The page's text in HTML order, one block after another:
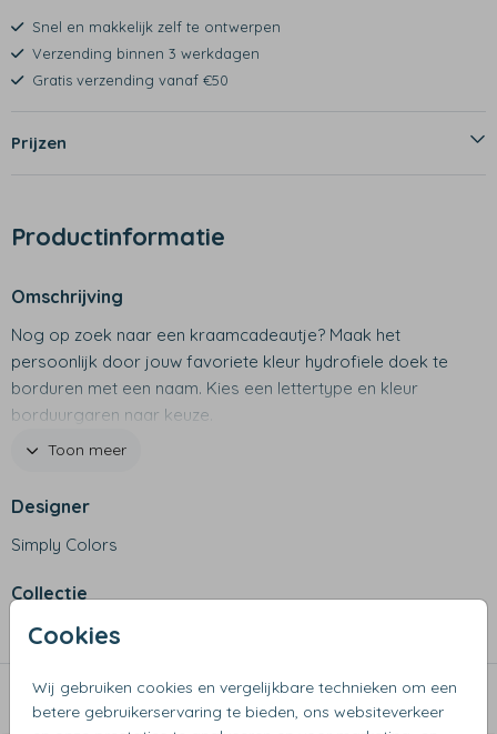
Cookies
Wij gebruiken cookies en vergelijkbare technieken om een
betere gebruikerservaring te bieden, ons websiteverkeer
Snel en makkelijk zelf te ontwerpen
Verzending binnen 3 werkdagen
Gratis verzending vanaf €50
Prijzen
Productinformatie
Omschrijving
Nog op zoek naar een kraamcadeautje? Maak het
persoonlijk door jouw favoriete kleur hydrofiele doek te
borduren met een naam. Kies een lettertype en kleur
borduurgaren naar keuze.
- Afmetingen: 65 x 65 cm
- Materiaal: 100% biologisch mousseline katoen
- Gemaakt in Portugal
- Verkrijgbaar in verschillende unieke kleuren
- Keuze uit meer dan 15 kleuren voor naam
- Let op: het borduurstiksel is zichtbaar aan de achterzijde
Toon meer
Designer
Simply Colors
Collectie
Hydrofiele doeken
Dit vind je misschien ook leuk